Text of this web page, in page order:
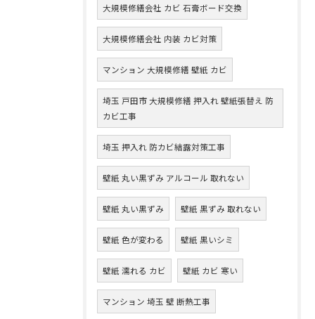
大規模修繕会社 カビ 石膏ボード交換
大規模修繕会社 内装 カビ対策
マンション 大規模修繕 壁紙 カビ
埼玉 戸田市 大規模修繕 押入れ 壁紙張替え 防
カビ工事
埼玉 押入れ 防カビ結露対策工事
壁紙 丸い黒ずみ アルコール 取れない
壁紙 丸い黒ずみ 壁紙 黒ずみ 取れない
壁紙 色が変わる 壁紙 黒いシミ
壁紙 濡れる カビ 壁紙 カビ 寒い
マンション 埼玉 壁 断熱工事